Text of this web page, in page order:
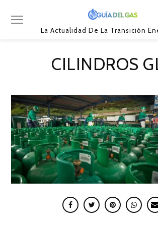
La Actualidad De La Transición
CILINDROS